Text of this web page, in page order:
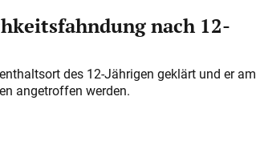
nach 12-
des 12-Jährigen geklärt und er am
angetroffen werden.